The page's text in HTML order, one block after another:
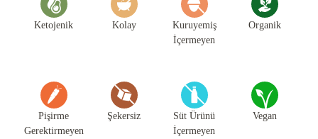
Ketojenik Kolay
Kuruyemiş
İçermeyen
Organik
Pişirme
Gerektirmeyen
Şekersiz
Süt Ürünü
İçermeyen
Vegan